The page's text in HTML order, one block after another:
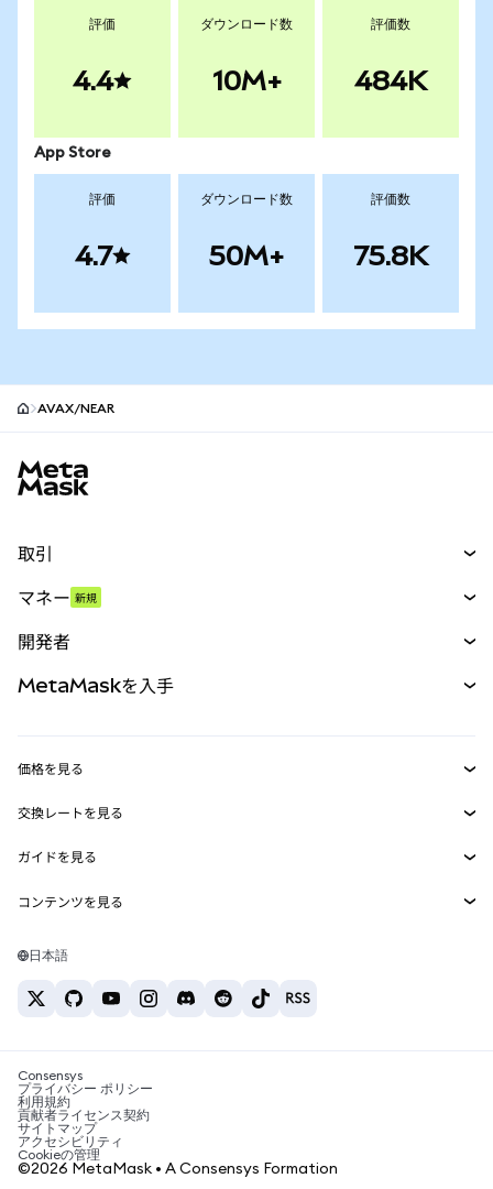
評価
4.4
ダウンロード数
10M+
評価数
484K
App Store
評価
4.7
ダウンロード数
50M+
評価数
75.8K
AVAX/NEAR
取引
パーペチュアル
RWA
マネー 新規
開発者
MetaMask Connect
Snaps
Web3サービス
MetaMaskを入手
セキュリティ
サポート
キャリア
お問い合わせ
価格を見る
イーサリアムの価格
Solanaの価格
Tetherの価格
交換レートを見る
ETH→USD
USDT→INR
BTC→INR
ETH→USDT
ガイドを見る
ETHの購入
USDTの購入
SHIBの購入
BNBの購入
コンテンツを見る
Solanaウォレット
税制関連ニュース
暗号資産の購入方法は？
ビットコインを売るには？
日本語
Consensys
プライバシー ポリシー
利用規約
貢献者ライセンス契約
サイトマップ
アクセシビリティ
Cookieの管理
©2026 MetaMask • A Consensys Formation